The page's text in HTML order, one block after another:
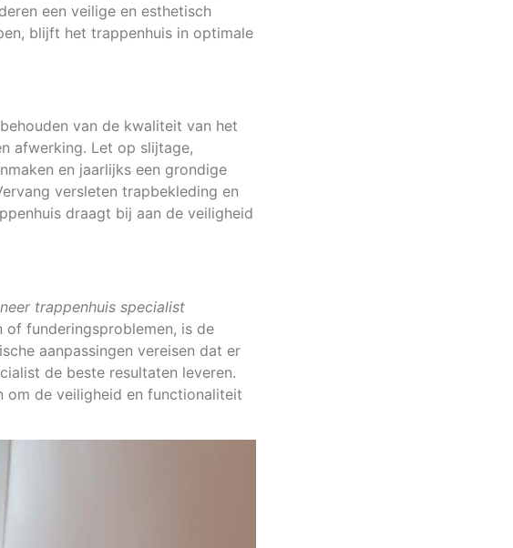
een veilige en esthetisch
blijft het trappenhuis in optimale
van de kwaliteit van het
afwerking. Let op slijtage,
en jaarlijks een grondige
versleten trapbekleding en
draagt bij aan de veiligheid
trappenhuis specialist
of funderingsproblemen, is de
aanpassingen vereisen dat er
de beste resultaten leveren.
de veiligheid en functionaliteit